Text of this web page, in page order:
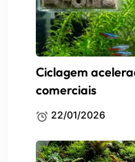
Ciclagem
comerciais
22/01/2026